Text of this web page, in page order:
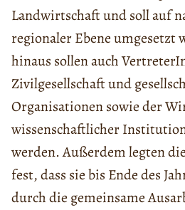
Landwirtschaft und soll auf
regionaler Ebene umgesetzt
hinaus sollen auch
Zivilgesellschaft und
Organisationen sowie der
wissenschaftlicher
werden. Außerdem legten
fest, dass sie bis Ende des
durch die gemeinsame